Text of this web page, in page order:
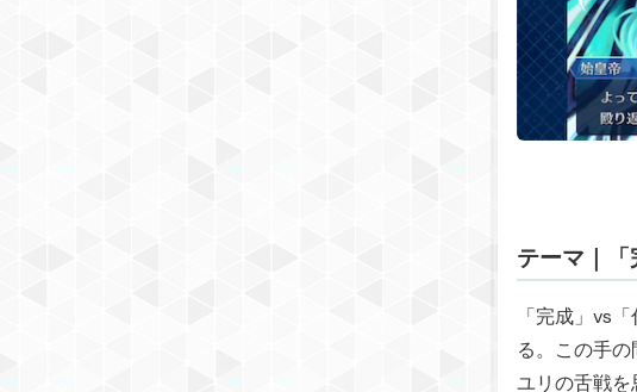
テーマ｜
「完成」vs
る。この手
ユリの舌戦